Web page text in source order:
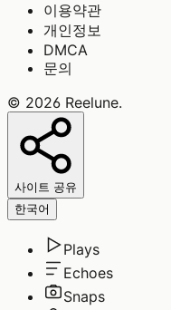
이용약관
개인정보
DMCA
문의
© 2026 Reelune.
사이트 공유
한국어
Plays
Echoes
Snaps